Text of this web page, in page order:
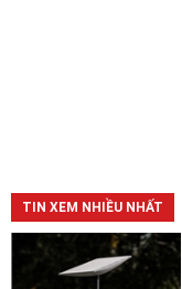
TIN XEM NHIỀU NHẤT